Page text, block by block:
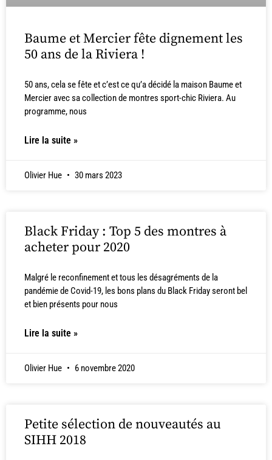
Baume et Mercier fête dignement les
50 ans de la Riviera !
50 ans, cela se fête et c’est ce qu’a décidé la maison Baume et
Mercier avec sa collection de montres sport-chic Riviera. Au
programme, nous
Lire la suite »
Olivier Hue 30 mars 2023
Black Friday : Top 5 des montres à
acheter pour 2020
Malgré le reconfinement et tous les désagréments de la
pandémie de Covid-19, les bons plans du Black Friday seront bel
et bien présents pour nous
Lire la suite »
Olivier Hue 6 novembre 2020
Petite sélection de nouveautés au
SIHH 2018